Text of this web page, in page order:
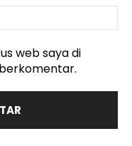
:
web saya di